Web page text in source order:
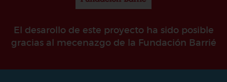
El desarollo de este proyecto ha sido posible
gracias al mecenazgo de la Fundación Barrié